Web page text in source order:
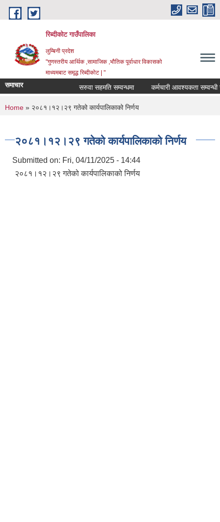
Skip to main content
रिब्दीकोट गाउँपालिका
लुम्बिनी प्रदेश
"गुणस्तरीय आर्थिक ,सामाजिक ,भौतिक पूर्वाधार विकासको
माध्यमबाट समृद्ध रिब्दीकोट | "
समाचार सरुवा सहमति सम्वन्धमा कर्मचारी आवश्यकता सम्वन्धी
You are here
Home » २०८१।१२।२९ गतेको कार्यपालिकाको निर्णय
२०८१।१२।२९ गतेको कार्यपालिकाको निर्णय
Submitted on: Fri, 04/11/2025 - 14:44
२०८१।१२।२९ गतेको कार्यपालिकाको निर्णय